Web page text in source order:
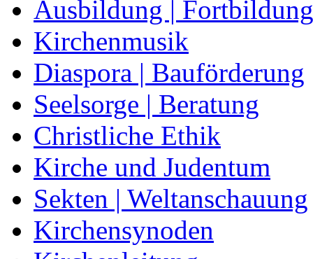
Ausbildung | Fortbildung
Kirchenmusik
Diaspora | Bauförderung
Seelsorge | Beratung
Christliche Ethik
Kirche und Judentum
Sekten | Weltanschauung
Kirchensynoden